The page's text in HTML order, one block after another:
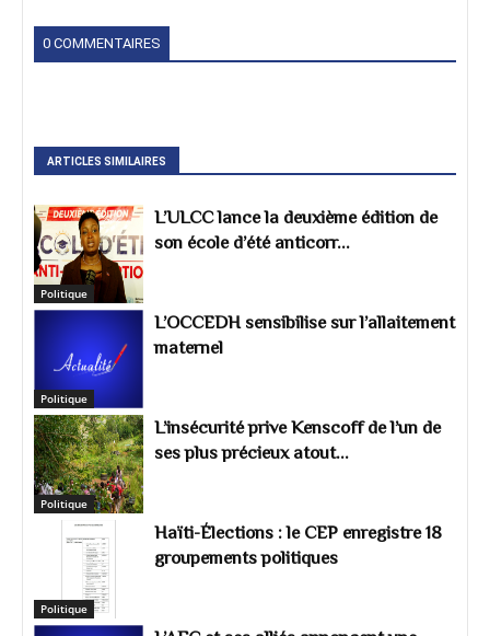
0 COMMENTAIRES
ARTICLES SIMILAIRES
Politique
L’ULCC lance la deuxième édition de
son école d’été anticorr...
Politique
L’OCCEDH sensibilise sur l’allaitement
maternel
Politique
L’insécurité prive Kenscoff de l’un de
ses plus précieux atout...
Politique
Haïti-Élections : le CEP enregistre 18
groupements politiques